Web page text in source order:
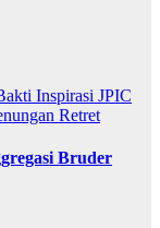
Inspirasi JPIC
Retret
Bruder